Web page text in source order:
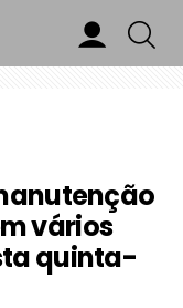
vários
quinta-